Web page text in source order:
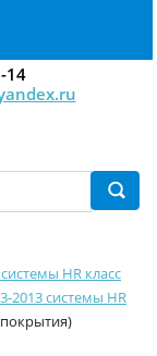
14
HR класс
2013 системы HR